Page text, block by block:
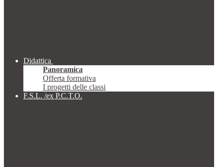
Didattica
Panoramica
Offerta formativa
I progetti delle classi
F.S.L. /ex P.C.T.O.